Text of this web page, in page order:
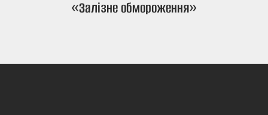
«Залізне обмороження»